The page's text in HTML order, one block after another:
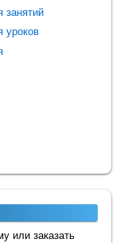
занятий
уроков
или заказать